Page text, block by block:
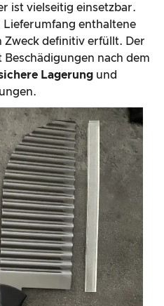
ist vielseitig einsetzbar.
Lieferumfang enthaltene
Zweck definitiv erfüllt. Der
nach dem
Lagerung und